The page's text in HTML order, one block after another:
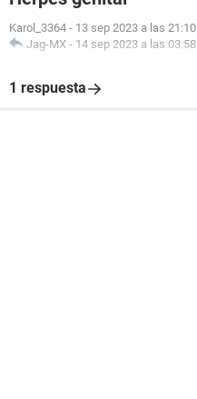
Karol_3364 - 13 sep 2023 a las 21:10
Jag-MX - 14 sep 2023 a las 03:58
1 respuesta